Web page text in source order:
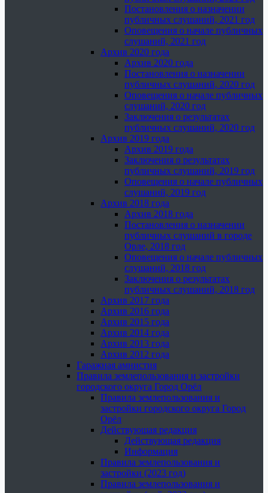
Постановления о назначении
публичных слушаний, 2021 год
Оповещения о начале публичных
слушаний, 2021 год
Архив 2020 года
Архив 2020 года
Постановления о назначении
публичных слушаний, 2020 год
Оповещения о начале публичных
слушаний, 2020 год
Заключения о результатах
публичных слушаний, 2020 год
Архив 2019 года
Архив 2019 года
Заключения о результатах
публичных слушаний, 2019 год
Оповещения о начале публичных
слушаний, 2019 год
Архив 2018 года
Архив 2018 года
Постановления о назначении
публичных слушаний в городе
Орле, 2018 год
Оповещения о начале публичных
слушаний, 2018 год
Заключения о результатах
публичных слушаний, 2018 год
Архив 2017 года
Архив 2016 года
Архив 2015 года
Архив 2014 года
Архив 2013 года
Архив 2012 года
Гаражная амнистия
Правила землепользования и застройки
городского округа Город Орёл
Правила землепользования и
застройки городского округа Город
Орёл
Действующая редакция
Действующая редакция
Информация
Правила землепользования и
застройки (2023 год)
Правила землепользования и